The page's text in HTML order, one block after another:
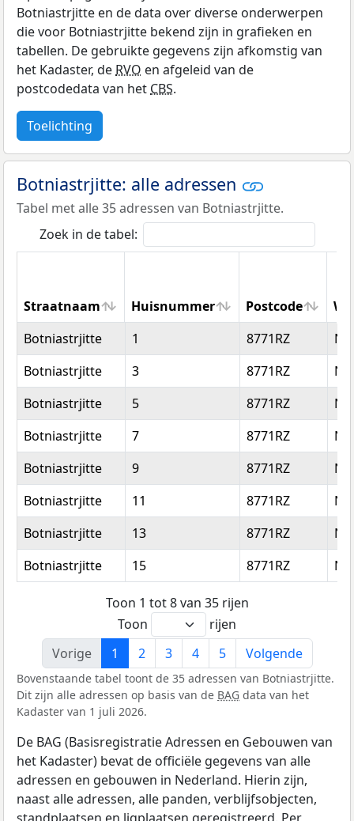
Botniastrjitte en de data over diverse onderwerpen
die voor Botniastrjitte bekend zijn in grafieken en
tabellen. De gebruikte gegevens zijn afkomstig van
het Kadaster, de RVO en afgeleid van de
postcodedata van het CBS.
Toelichting
Botniastrjitte: alle adressen
Tabel met alle 35 adressen van Botniastrjitte.
Zoek in de tabel:
Straatnaam Huisnummer Postcode
Straatnaam
Huisnummer Postcode
Botniastrjitte 1 8771RZ
Botniastrjitte
3 8771RZ
Botniastrjitte
5 8771RZ
Botniastrjitte
7 8771RZ
Botniastrjitte
9 8771RZ
Botniastrjitte
11 8771RZ
Botniastrjitte
13 8771RZ
Botniastrjitte
15 8771RZ
Toon 1 tot 8 van 35 rijen
Toon
rijen
Vorige
1 2 3 4 5 Volgende
Bovenstaande tabel toont de 35 adressen van Botniastrjitte.
Dit zijn alle adressen op basis van de BAG data van het
Kadaster van 1 juli 2026.
De BAG (Basisregistratie Adressen en Gebouwen van
het Kadaster) bevat de officiële gegevens van alle
adressen en gebouwen in Nederland. Hierin zijn,
naast alle adressen, alle panden, verblijfsobjecten,